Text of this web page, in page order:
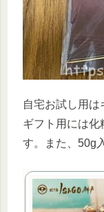
自宅お試し用は
ギフト用には化
す。また、50g